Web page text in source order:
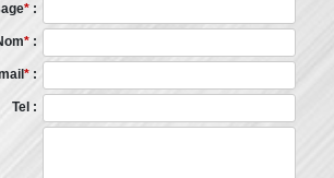
* :
* :
* :
Tel :